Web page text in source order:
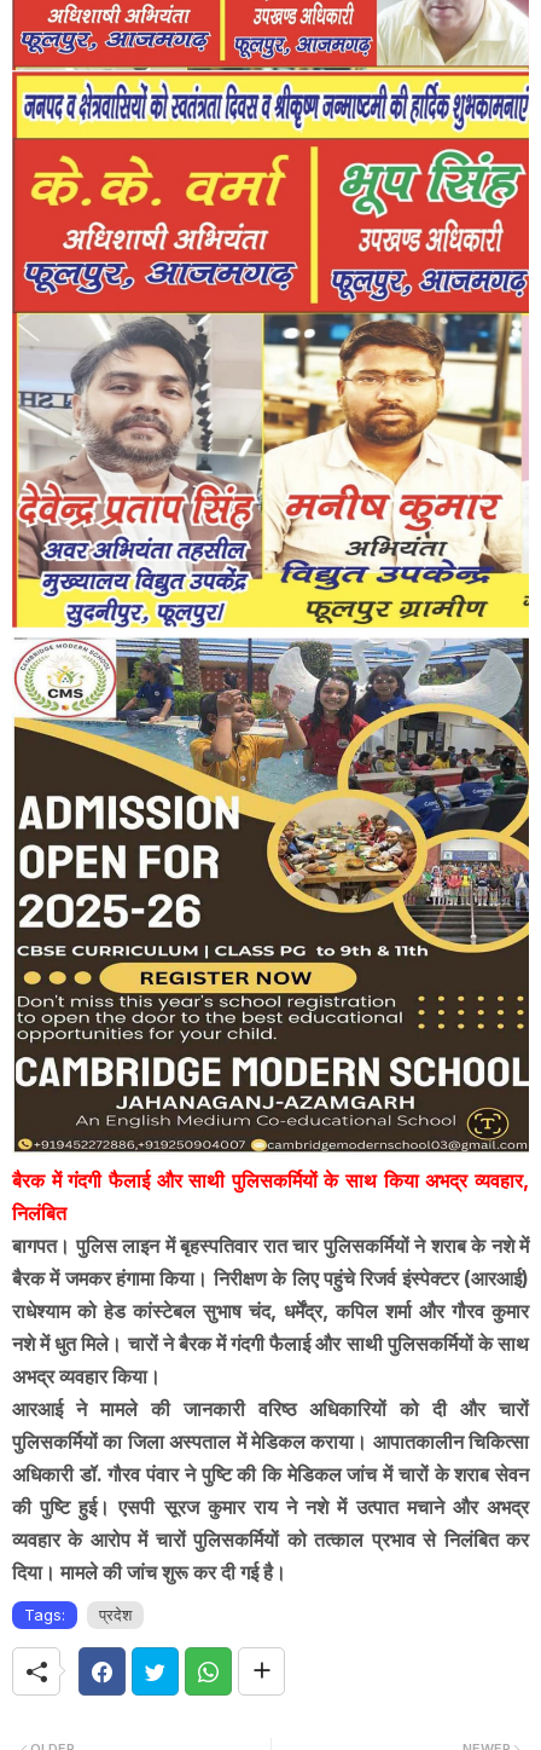
बैरक में गंदगी फैलाई और साथी पुलिसकर्मियों के साथ किया अभद्र व्यवहार,
निलंबित
बागपत। पुलिस लाइन में बृहस्पतिवार रात चार पुलिसकर्मियों ने शराब के नशे में
बैरक में जमकर हंगामा किया। निरीक्षण के लिए पहुंचे रिजर्व इंस्पेक्टर (आरआई)
राधेश्याम को हेड कांस्टेबल सुभाष चंद, धर्मेंद्र, कपिल शर्मा और गौरव कुमार
नशे में धुत मिले। चारों ने बैरक में गंदगी फैलाई और साथी पुलिसकर्मियों के साथ
अभद्र व्यवहार किया।
आरआई ने मामले की जानकारी वरिष्ठ अधिकारियों को दी और चारों
पुलिसकर्मियों का जिला अस्पताल में मेडिकल कराया। आपातकालीन चिकित्सा
अधिकारी डॉ. गौरव पंवार ने पुष्टि की कि मेडिकल जांच में चारों के शराब सेवन
की पुष्टि हुई। एसपी सूरज कुमार राय ने नशे में उत्पात मचाने और अभद्र
व्यवहार के आरोप में चारों पुलिसकर्मियों को तत्काल प्रभाव से निलंबित कर
दिया। मामले की जांच शुरू कर दी गई है।
Tags: प्रदेश